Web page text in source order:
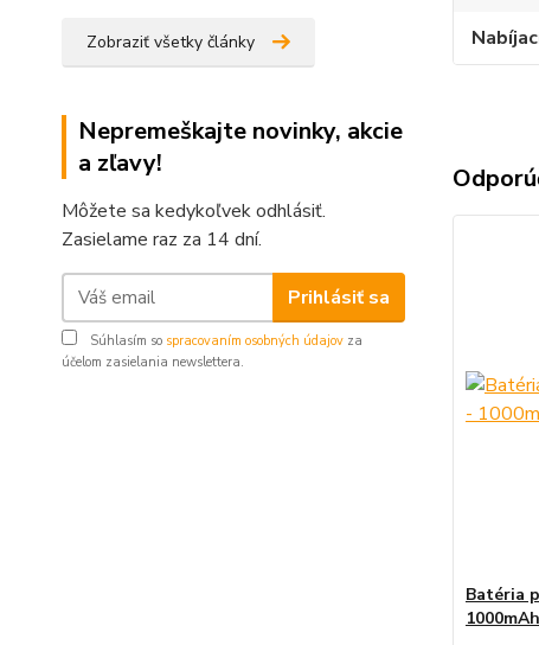
Zobraziť všetky články
Nepremeškajte novinky, akcie
a zľavy!
Môžete sa kedykoľvek odhlásiť.
Zasielame raz za 14 dní.
Prihlásiť sa
Súhlasím so spracovaním osobných údajov za
účelom zasielania newslettera.
Batéria
1000mAh